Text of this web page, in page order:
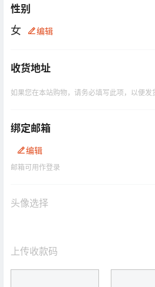
性别
女 编辑
收货地址
如果您在本站购物，请务必填写此项，以便发
绑定邮箱
编辑
邮箱可用作登录
头像选择
上传收款码